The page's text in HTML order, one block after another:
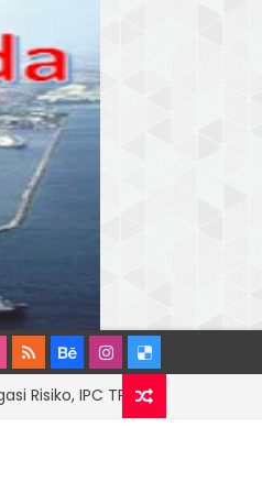
TPK Resmi Perpanjang